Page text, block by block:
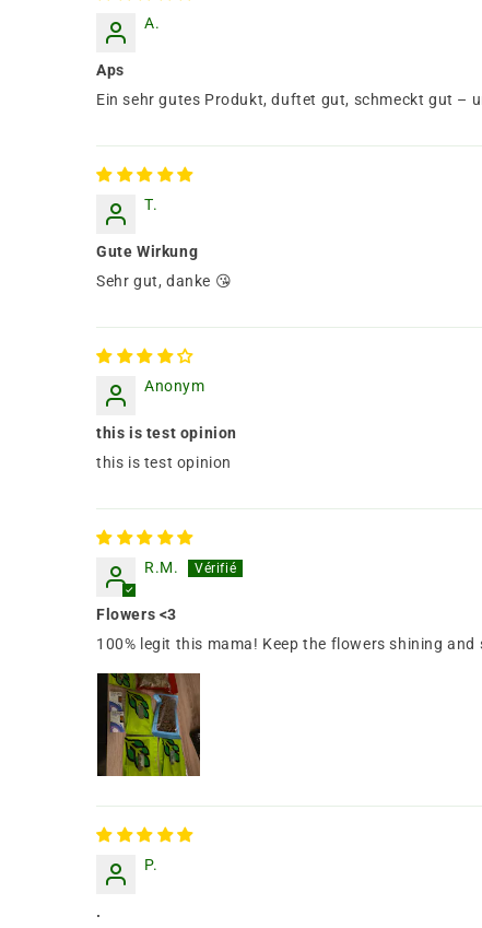
A.
Aps
Ein sehr gutes Produkt, duftet gut, schmeckt gut –
T.
Gute Wirkung
Sehr gut, danke 😘
Anonym
this is test opinion
this is test opinion
R.M.
Flowers <3
100% legit this mama! Keep the flowers shining
P.
.